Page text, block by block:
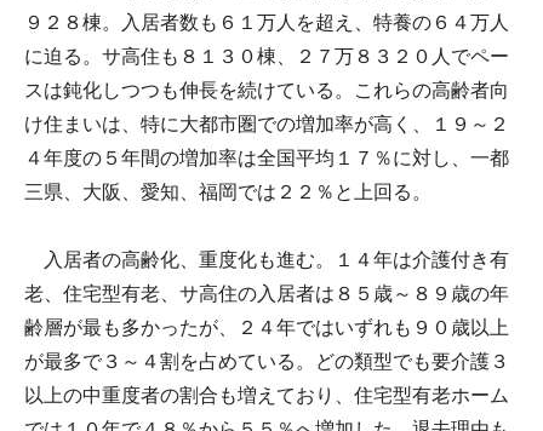
９２８棟。入居者数も６１万人を超え、特養の６４万人
に迫る。サ高住も８１３０棟、２７万８３２０人でペー
スは鈍化しつつも伸長を続けている。これらの高齢者向
け住まいは、特に大都市圏での増加率が高く、１９～２
４年度の５年間の増加率は全国平均１７％に対し、一都
三県、大阪、愛知、福岡では２２％と上回る。
入居者の高齢化、重度化も進む。１４年は介護付き有
老、住宅型有老、サ高住の入居者は８５歳～８９歳の年
齢層が最も多かったが、２４年ではいずれも９０歳以上
が最多で３～４割を占めている。どの類型でも要介護３
以上の中重度者の割合も増えており、住宅型有老ホーム